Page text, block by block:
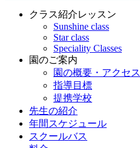
クラス紹介レッスン
Sunshine class
Star class
Speciality Classes
園のご案内
園の概要・アクセス
指導目標
提携学校
先生の紹介
年間スケジュール
スクールバス